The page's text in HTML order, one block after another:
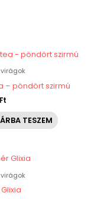
– pöndört szirmú
Ft
TESZEM